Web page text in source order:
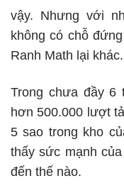
vậy. Nhưng với
không có chỗ
Ranh Math lại khác.
Trong chưa đầy 6
hơn 500.000 lượt
5 sao trong kho
thấy sức mạnh
đến thế nào.